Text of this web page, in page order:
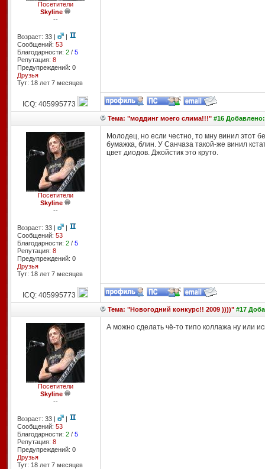
Посетители
Skyline
--
Возраст: 33 |
|
Сообщений: 53
Благодарности: 2/ 5
Репутация: 8
Предупреждений: 0
Друзья
Тут: 18 лет 7 месяцев
ICQ: 405995773
Тема: "моддинг моего слима!!!"#16 Добавлено:
Посетители
Skyline
--
Возраст: 33 |
|
Сообщений: 53
Благодарности: 2/ 5
Репутация: 8
Предупреждений: 0
Друзья
Тут: 18 лет 7 месяцев
Молодец, но если честно, то мну винил этот
бумажка, блин. У Санчаза такой-же винил
цвет диодов. Джойстик это круто.
ICQ: 405995773
Тема: "Новогодний конкурс!! 2009 ))))"#17
Посетители
Skyline
--
Возраст: 33 |
|
Сообщений: 53
Благодарности: 2/ 5
Репутация: 8
Предупреждений: 0
Друзья
Тут: 18 лет 7 месяцев
А можно сделать чё-то типо коллажа ну или